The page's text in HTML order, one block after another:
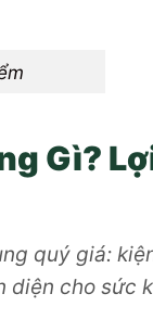
Gì?
quý giá:
diện cho sức